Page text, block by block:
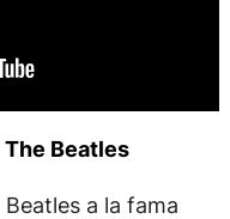
The Beatles
a la fama